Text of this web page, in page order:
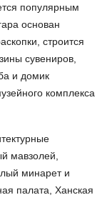
популярным
основан
строится
сувениров,
и домик
комплекса
мавзолей,
минарет и
палата, Ханская